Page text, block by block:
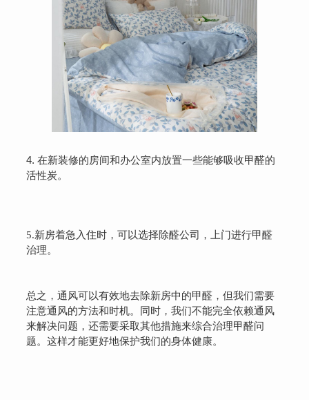
4. 在新装修的房间和办公室内放置一些能够吸收甲醛的
活性炭。
5.新房着急入住时，可以选择除醛公司，上门进行甲醛
治理。
总之，通风可以有效地去除新房中的甲醛，但我们需要
注意通风的方法和时机。同时，我们不能完全依赖通风
来解决问题，还需要采取其他措施来综合治理甲醛问
题。这样才能更好地保护我们的身体健康。